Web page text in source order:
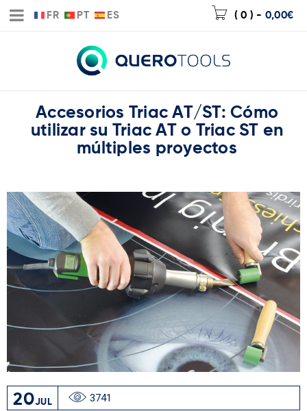
FR PT ES ( 0 ) - 0,00€
Accesorios Triac AT/ST: Cómo
utilizar su Triac AT o Triac ST en
múltiples proyectos
20JUL 3741